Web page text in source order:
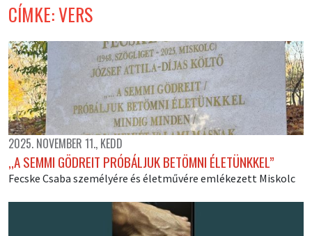
CÍMKE: VERS
2025. NOVEMBER 11., KEDD
,,A SEMMI GÖDREIT PRÓBÁLJUK BETÖMNI ÉLETÜNKKEL”
Fecske Csaba személyére és életművére emlékezett Miskolc